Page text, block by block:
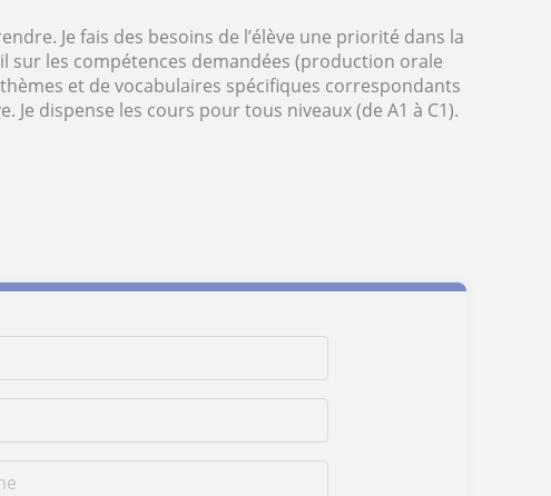
Je fais des besoins de l’élève une priorité dans la
les compétences demandées (production orale
et de vocabulaires spécifiques correspondants
Je dispense les cours pour tous niveaux (de A1 à C1).